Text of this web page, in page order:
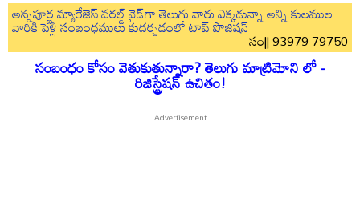
అన్నపూర్ణ మ్యారేజెస్ వరల్డ్ వైడ్‌గా తెలుగు వారు ఎక్కడున్నా అన్ని కులముల
వారికి పెళ్లి సంబంధములు కుదర్చడంలో టాప్ పొజిషన్
సం|| 93979 79750
సంబంధం కోసం వెతుకుతున్నారా? తెలుగు మాట్రిమోని లో -
రిజిస్ట్రేషన్ ఉచితం!